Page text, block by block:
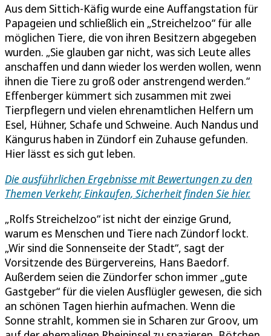
Aus dem Sittich-Käfig wurde eine Auffangstation für
Papageien und schließlich ein „Streichelzoo“ für alle
möglichen Tiere, die von ihren Besitzern abgegeben
wurden. „Sie glauben gar nicht, was sich Leute alles
anschaffen und dann wieder los werden wollen, wenn
ihnen die Tiere zu groß oder anstrengend werden.“
Effenberger kümmert sich zusammen mit zwei
Tierpflegern und vielen ehrenamtlichen Helfern um
Esel, Hühner, Schafe und Schweine. Auch Nandus und
Kängurus haben in Zündorf ein Zuhause gefunden.
Hier lässt es sich gut leben.
Die ausführlichen Ergebnisse mit Bewertungen zu den
Themen Verkehr, Einkaufen, Sicherheit finden Sie hier.
„Rolfs Streichelzoo“ ist nicht der einzige Grund,
warum es Menschen und Tiere nach Zündorf lockt.
„Wir sind die Sonnenseite der Stadt“, sagt der
Vorsitzende des Bürgervereins, Hans Baedorf.
Außerdem seien die Zündorfer schon immer „gute
Gastgeber“ für die vielen Ausflügler gewesen, die sich
an schönen Tagen hierhin aufmachen. Wenn die
Sonne strahlt, kommen sie in Scharen zur Groov, um